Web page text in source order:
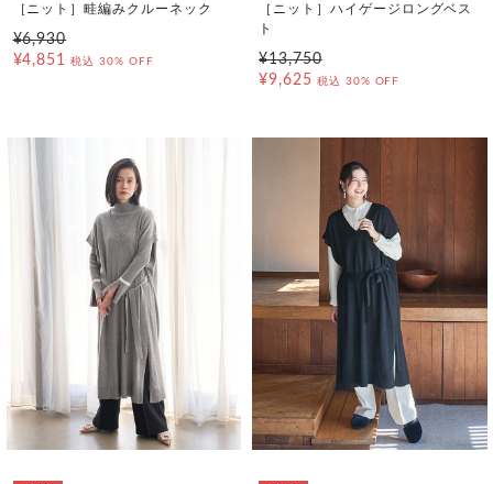
［ニット］畦編みクルーネック
¥6,930
¥4,851
税込 30% OFF
［ニット］ハイゲージロングベス
ト
¥13,750
¥9,625 税込 30% OFF